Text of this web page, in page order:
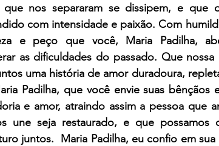
nos separaram se dissipem, e que
com intensidade e paixão. Com
e peço que você, Maria Padilha,
as dificuldades do passado. Que nossa
uma história de amor duradoura,
Padilha, que você envie suas bênçãos
e amor, atraindo assim a pessoa que
une seja restaurado, e que possamos
juntos.  Maria Padilha, eu confio em